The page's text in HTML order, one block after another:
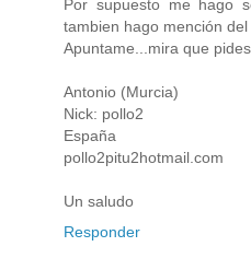
Por supuesto me hago
tambien hago mención
Apuntame...mira que
Antonio (Murcia)
Nick: pollo2
España
pollo2pitu2hotmail.com
Un saludo
Responder